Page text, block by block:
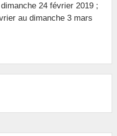
24 février 2019 ;
au dimanche 3 mars